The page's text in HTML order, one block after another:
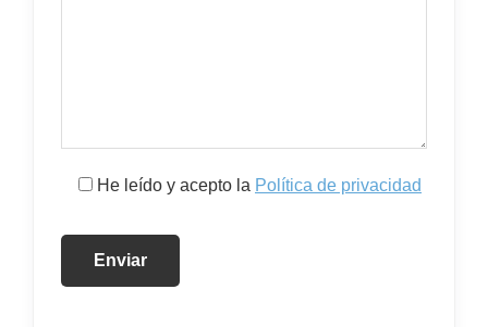
He leído y acepto la Política de privacidad